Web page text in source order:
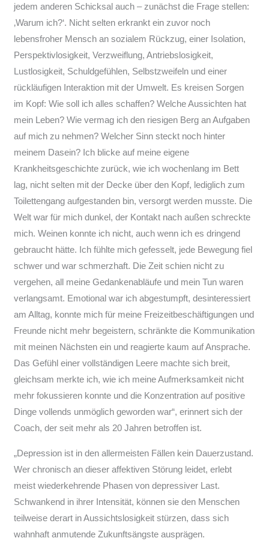
jedem anderen Schicksal auch – zunächst die Frage stellen:
‚Warum ich?‘. Nicht selten erkrankt ein zuvor noch
lebensfroher Mensch an sozialem Rückzug, einer Isolation,
Perspektivlosigkeit, Verzweiflung, Antriebslosigkeit,
Lustlosigkeit, Schuldgefühlen, Selbstzweifeln und einer
rückläufigen Interaktion mit der Umwelt. Es kreisen Sorgen
im Kopf: Wie soll ich alles schaffen? Welche Aussichten hat
mein Leben? Wie vermag ich den riesigen Berg an Aufgaben
auf mich zu nehmen? Welcher Sinn steckt noch hinter
meinem Dasein? Ich blicke auf meine eigene
Krankheitsgeschichte zurück, wie ich wochenlang im Bett
lag, nicht selten mit der Decke über den Kopf, lediglich zum
Toilettengang aufgestanden bin, versorgt werden musste. Die
Welt war für mich dunkel, der Kontakt nach außen schreckte
mich. Weinen konnte ich nicht, auch wenn ich es dringend
gebraucht hätte. Ich fühlte mich gefesselt, jede Bewegung fiel
schwer und war schmerzhaft. Die Zeit schien nicht zu
vergehen, all meine Gedankenabläufe und mein Tun waren
verlangsamt. Emotional war ich abgestumpft, desinteressiert
am Alltag, konnte mich für meine Freizeitbeschäftigungen und
Freunde nicht mehr begeistern, schränkte die Kommunikation
mit meinen Nächsten ein und reagierte kaum auf Ansprache.
Das Gefühl einer vollständigen Leere machte sich breit,
gleichsam merkte ich, wie ich meine Aufmerksamkeit nicht
mehr fokussieren konnte und die Konzentration auf positive
Dinge vollends unmöglich geworden war“, erinnert sich der
Coach, der seit mehr als 20 Jahren betroffen ist.
„Depression ist in den allermeisten Fällen kein Dauerzustand.
Wer chronisch an dieser affektiven Störung leidet, erlebt
meist wiederkehrende Phasen von depressiver Last.
Schwankend in ihrer Intensität, können sie den Menschen
teilweise derart in Aussichtslosigkeit stürzen, dass sich
wahnhaft anmutende Zukunftsängste ausprägen.